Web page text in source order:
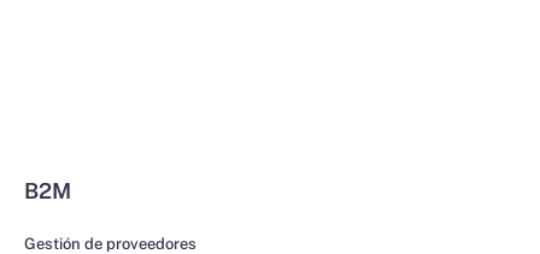
B2M
Gestión de proveedores